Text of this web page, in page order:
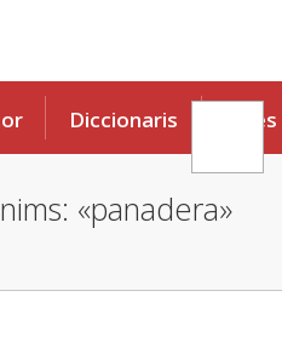
Diccionaris Eines
«panadera»